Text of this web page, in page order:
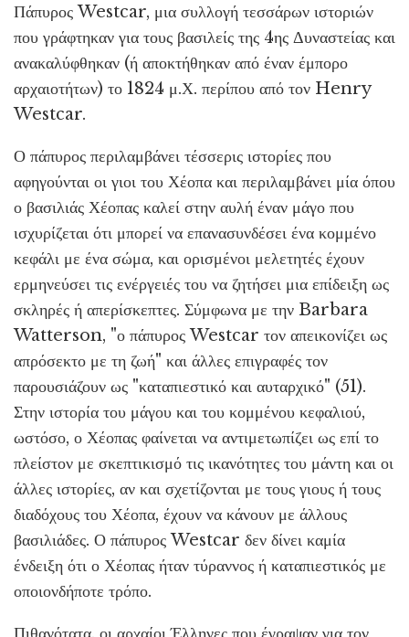
Πάπυρος Westcar, μια συλλογή τεσσάρων ιστοριών
που γράφτηκαν για τους βασιλείς της 4ης Δυναστείας και
ανακαλύφθηκαν (ή αποκτήθηκαν από έναν έμπορο
αρχαιοτήτων) το 1824 μ.Χ. περίπου από τον Henry
Westcar.
Ο πάπυρος περιλαμβάνει τέσσερις ιστορίες που
αφηγούνται οι γιοι του Χέοπα και περιλαμβάνει μία όπου
ο βασιλιάς Χέοπας καλεί στην αυλή έναν μάγο που
ισχυρίζεται ότι μπορεί να επανασυνδέσει ένα κομμένο
κεφάλι με ένα σώμα, και ορισμένοι μελετητές έχουν
ερμηνεύσει τις ενέργειές του να ζητήσει μια επίδειξη ως
σκληρές ή απερίσκεπτες. Σύμφωνα με την Barbara
Watterson, "ο πάπυρος Westcar τον απεικονίζει ως
απρόσεκτο με τη ζωή" και άλλες επιγραφές τον
παρουσιάζουν ως "καταπιεστικό και αυταρχικό" (51).
Στην ιστορία του μάγου και του κομμένου κεφαλιού,
ωστόσο, ο Χέοπας φαίνεται να αντιμετωπίζει ως επί το
πλείστον με σκεπτικισμό τις ικανότητες του μάντη και οι
άλλες ιστορίες, αν και σχετίζονται με τους γιους ή τους
διαδόχους του Χέοπα, έχουν να κάνουν με άλλους
βασιλιάδες. Ο πάπυρος Westcar δεν δίνει καμία
ένδειξη ότι ο Χέοπας ήταν τύραννος ή καταπιεστικός με
οποιονδήποτε τρόπο.